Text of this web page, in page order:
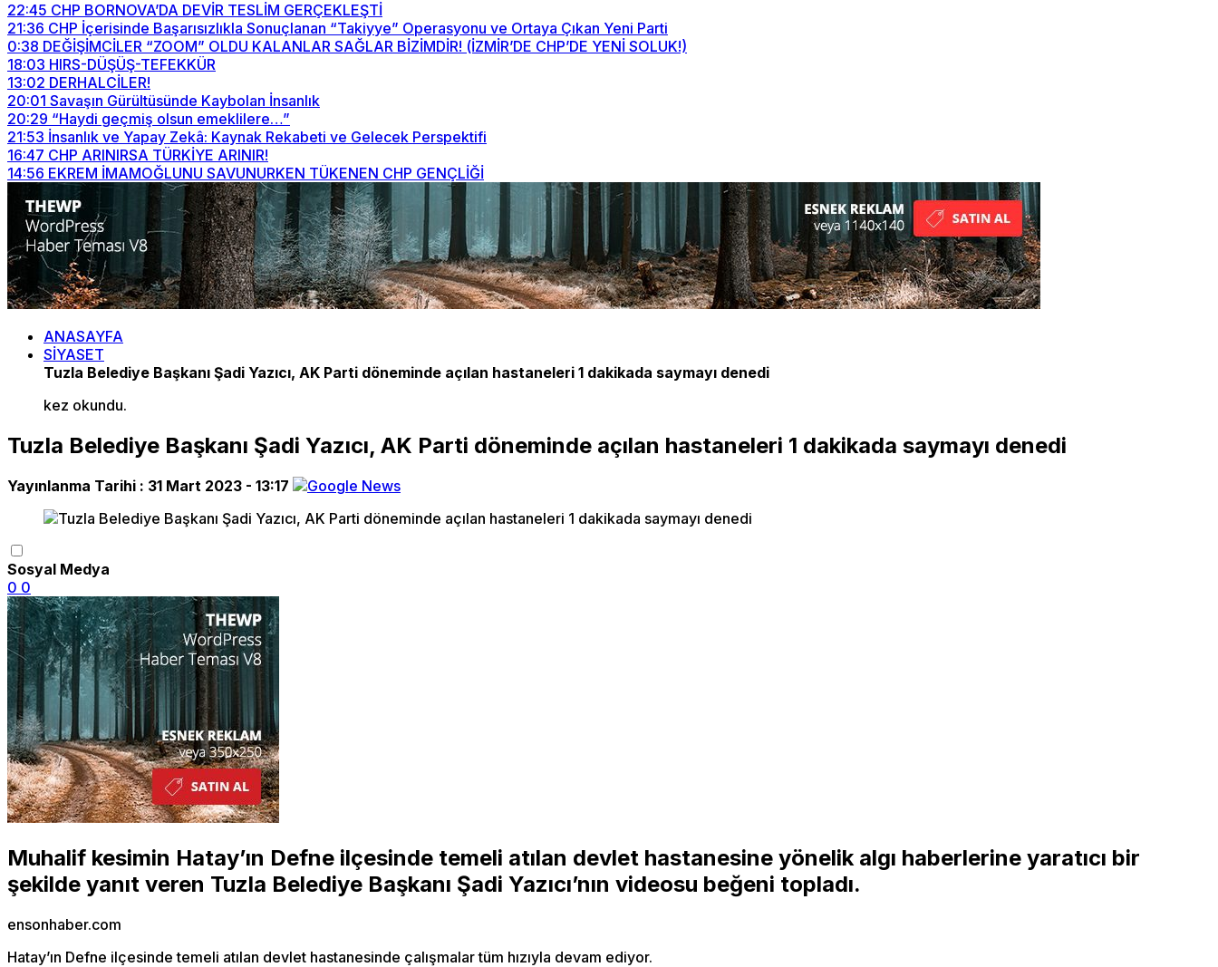
22:45 CHP BORNOVA’DA DEVİR TESLİM GERÇEKLEŞTİ
21:36 CHP İçerisinde Başarısızlıkla Sonuçlanan “Takiyye” Operasyonu ve Ortaya Çıkan Yeni Parti
0:38 DEĞİŞİMCİLER “ZOOM” OLDU KALANLAR SAĞLAR BİZİMDİR! (İZMİR’DE CHP’DE YENİ SOLUK!)
18:03 HIRS-DÜŞÜŞ-TEFEKKÜR
13:02 DERHALCİLER!
20:01 Savaşın Gürültüsünde Kaybolan İnsanlık
20:29 “Haydi geçmiş olsun emeklilere…”
21:53 İnsanlık ve Yapay Zekâ: Kaynak Rekabeti ve Gelecek Perspektifi
16:47 CHP ARINIRSA TÜRKİYE ARINIR!
14:56 EKREM İMAMOĞLUNU SAVUNURKEN TÜKENEN CHP GENÇLİĞİ
ANASAYFA
SİYASET
Tuzla Belediye Başkanı Şadi Yazıcı, AK Parti döneminde açılan hastaneleri 1 dakikada saymayı denedi
kez okundu.
Tuzla Belediye Başkanı Şadi Yazıcı, AK Parti döneminde açılan hastaneleri 1 dakikada saymayı denedi
Yayınlanma Tarihi : 31 Mart 2023 - 13:17
Sosyal Medya
0 0
Muhalif kesimin Hatay’ın Defne ilçesinde temeli atılan devlet hastanesine yönelik algı haberlerine yaratıcı bir
şekilde yanıt veren Tuzla Belediye Başkanı Şadi Yazıcı’nın videosu beğeni topladı.
ensonhaber.com
Hatay’ın Defne ilçesinde temeli atılan devlet hastanesinde çalışmalar tüm hızıyla devam ediyor.